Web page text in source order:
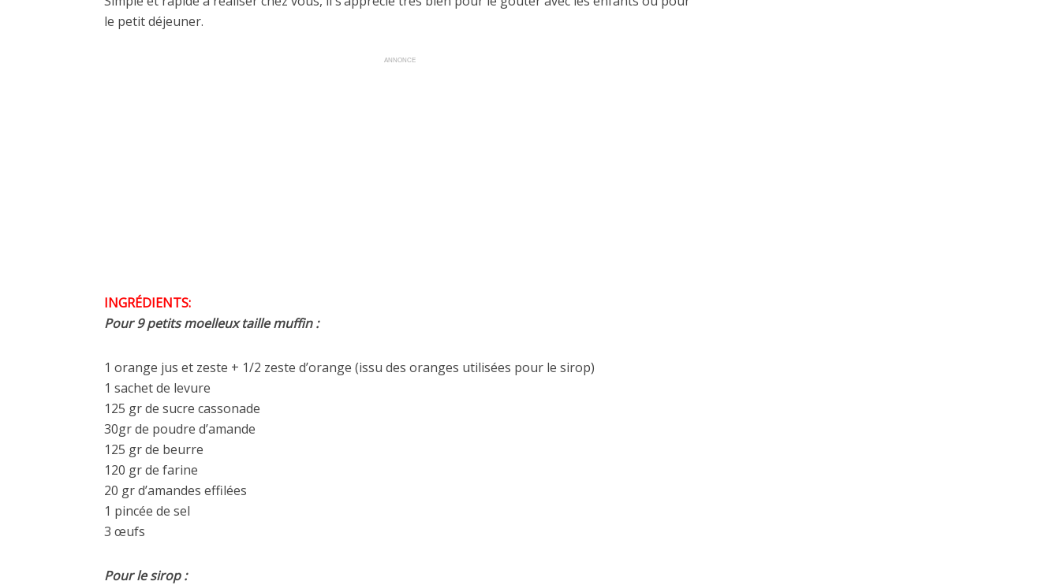
le petit déjeuner.
ANNONCE
INGRÉDIENTS:
Pour 9 petits moelleux taille muffin :
1 orange jus et zeste + 1/2 zeste d’orange (issu des oranges utilisées pour le sirop)
1 sachet de levure
125 gr de sucre cassonade
30gr de poudre d’amande
125 gr de beurre
120 gr de farine
20 gr d’amandes effilées
1 pincée de sel
3 œufs
Pour le sirop :